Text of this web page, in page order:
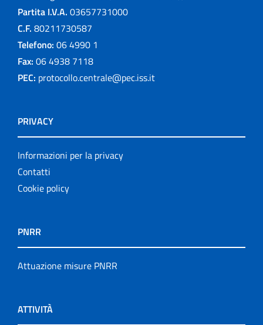
Partita I.V.A. 03657731000
C.F. 80211730587
Telefono: 06 4990 1
Fax: 06 4938 7118
PEC: protocollo.centrale@pec.iss.it
PRIVACY
Informazioni per la privacy
Contatti
Cookie policy
PNRR
Attuazione misure PNRR
ATTIVITÀ